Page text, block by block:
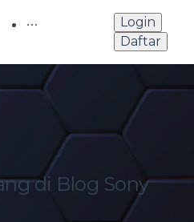
Login
Daftar
di Blog Sony